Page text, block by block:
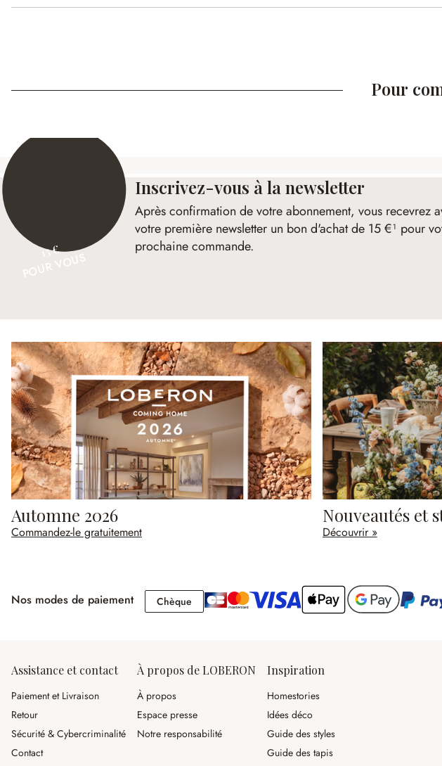
Pour
15 €
Inscrivez-vous à la newsletter
Après confirmation de votre abonnement, vous recevrez
votre première newsletter un bon d'achat de 15 €¹ pour
prochaine commande.
Automne 2026
Commandez-le gratuitement
Nouveautés et
Découvrir »
Nos modes de paiement Chèque Chèque
Assistance et contact
Paiement et Livraison
Retour
Sécurité & Cybercriminalité
Contact
À propos de LOBERON
À propos
Espace presse
Notre responsabilité
Inspiration
Homestories
Idées déco
Guide des styles
Guide des tapis